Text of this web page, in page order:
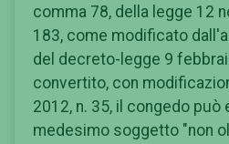
comma 78, della legge 12
183, come modificato
del decreto-legge 9
convertito, con
2012, n. 35, il congedo
medesimo soggetto "non